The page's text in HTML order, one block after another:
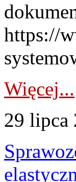
https://
Więcej...
29 lipca